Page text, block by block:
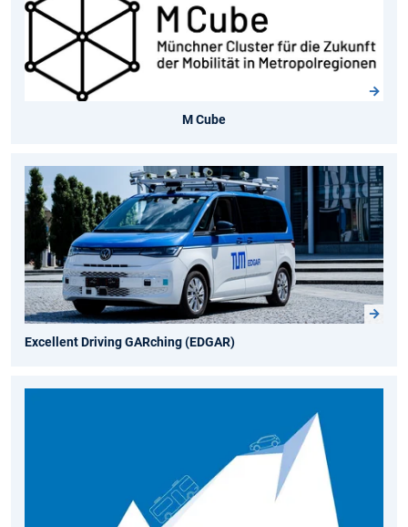
M Cube
Excellent Driving GARching (EDGAR)